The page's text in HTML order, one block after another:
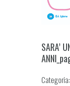
SARA’
Categoria: